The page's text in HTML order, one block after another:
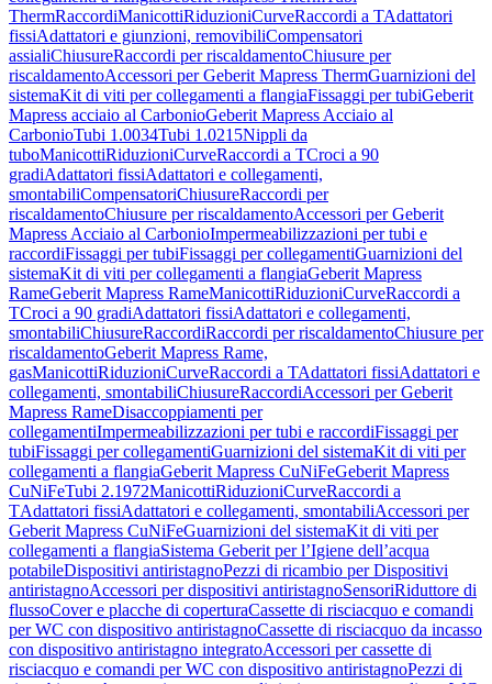
ThermRaccordiManicottiRiduzioniCurveRaccordi a TAdattatori
fissiAdattatori e giunzioni, removibiliCompensatori
assialiChiusureRaccordi per riscaldamentoChiusure per
riscaldamentoAccessori per Geberit Mapress ThermGuarnizioni del
sistemaKit di viti per collegamenti a flangiaFissaggi per tubiGeberit
Mapress acciaio al CarbonioGeberit Mapress Acciaio al
CarbonioTubi 1.0034Tubi 1.0215Nippli da
tuboManicottiRiduzioniCurveRaccordi a TCroci a 90
gradiAdattatori fissiAdattatori e collegamenti,
smontabiliCompensatoriChiusureRaccordi per
riscaldamentoChiusure per riscaldamentoAccessori per Geberit
Mapress Acciaio al CarbonioImpermeabilizzazioni per tubi e
raccordiFissaggi per tubiFissaggi per collegamentiGuarnizioni del
sistemaKit di viti per collegamenti a flangiaGeberit Mapress
RameGeberit Mapress RameManicottiRiduzioniCurveRaccordi a
TCroci a 90 gradiAdattatori fissiAdattatori e collegamenti,
smontabiliChiusureRaccordiRaccordi per riscaldamentoChiusure per
riscaldamentoGeberit Mapress Rame,
gasManicottiRiduzioniCurveRaccordi a TAdattatori fissiAdattatori e
collegamenti, smontabiliChiusureRaccordiAccessori per Geberit
Mapress RameDisaccoppiamenti per
collegamentiImpermeabilizzazioni per tubi e raccordiFissaggi per
tubiFissaggi per collegamentiGuarnizioni del sistemaKit di viti per
collegamenti a flangiaGeberit Mapress CuNiFeGeberit Mapress
CuNiFeTubi 2.1972ManicottiRiduzioniCurveRaccordi a
TAdattatori fissiAdattatori e collegamenti, smontabiliAccessori per
Geberit Mapress CuNiFeGuarnizioni del sistemaKit di viti per
collegamenti a flangiaSistema Geberit per l’Igiene dell’acqua
potabileDispositivi antiristagnoPezzi di ricambio per Dispositivi
antiristagnoAccessori per dispositivi antiristagnoSensoriRiduttore di
flussoCover e placche di coperturaCassette di risciacquo e comandi
per WC con dispositivo antiristagnoCassette di risciacquo da incasso
con dispositivo antiristagno integratoAccessori per cassette di
risciacquo e comandi per WC con dispositivo antiristagnoPezzi di